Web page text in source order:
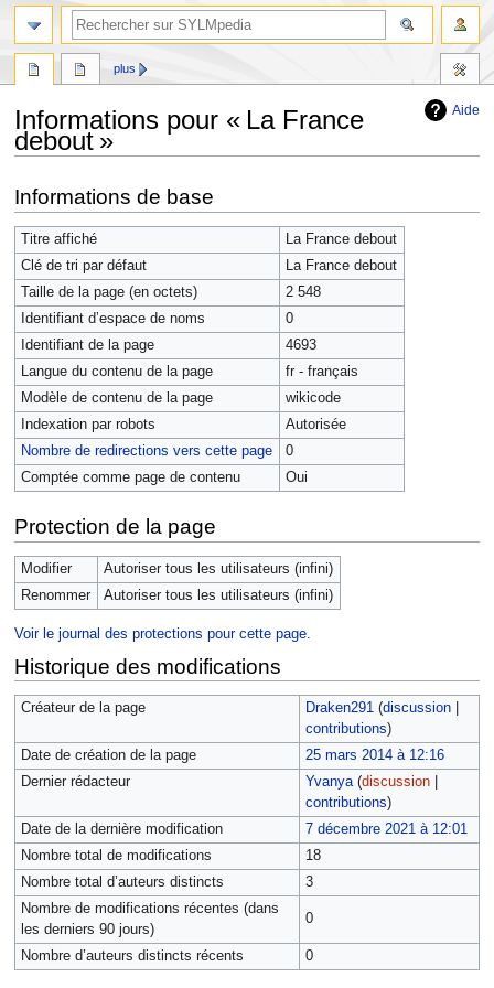
Aide
Informations pour « La France
debout »
à
la
navigation
à
la
recherche
Informations de base
Titre affiché
La France debout
Clé de tri par défaut
La France debout
Taille de la page (en octets)
2 548
Identifiant dʼespace de noms
0
Identifiant de la page
4693
Langue du contenu de la page
fr - français
Modèle de contenu de la page
wikicode
Indexation par robots
Autorisée
Nombre de redirections vers cette page
0
Comptée comme page de contenu
Oui
Protection de la page
Modifier
Autoriser tous les utilisateurs (infini)
Renommer
Autoriser tous les utilisateurs (infini)
Voir le journal des protections pour cette page.
Historique des modifications
Créateur de la page Draken291 (discussion|
contributions)
Date de création de la page
25 mars 2014 à 12:16
Dernier rédacteur
Yvanya (discussion|
contributions)
Date de la dernière modification
7 décembre 2021 à 12:01
Nombre total de modifications
18
Nombre total d’auteurs distincts
3
Nombre de modifications récentes (dans
les derniers 90 jours)
0
Nombre d’auteurs distincts récents 0
plus